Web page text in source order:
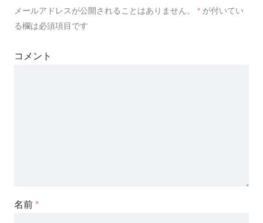
メールアドレスが公開されることはありません。 * が付いてい
る欄は必須項目です
コメント
名前 *